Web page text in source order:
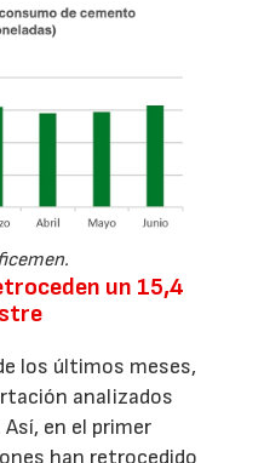
un 15,4
los últimos meses,
analizados
en el primer
han retrocedido